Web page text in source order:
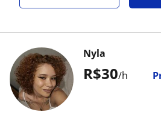
R$30/h
Nyla